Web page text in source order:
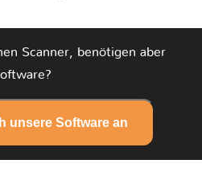
Scanner, benötigen aber
unsere Software an